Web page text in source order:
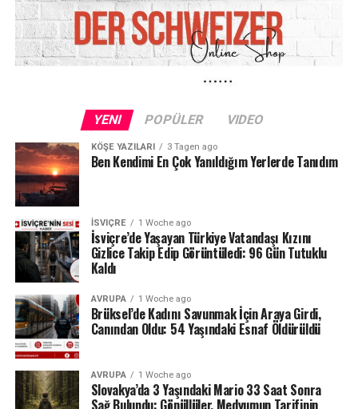
YENI POPÜLER VIDEO
KÖŞE YAZILARI 3 Tagen ago
Ben Kendimi En Çok Yanıldığım Yerlerde Tanıdım
İSVIÇRE 1 Woche ago
İsviçre’de Yaşayan Türkiye Vatandaşı Kızını
Gizlice Takip Edip Görüntüledi: 96 Gün Tutuklu
Kaldı
AVRUPA 1 Woche ago
Brüksel’de Kadını Savunmak İçin Araya Girdi,
Canından Oldu: 54 Yaşındaki Esnaf Öldürüldü
AVRUPA 1 Woche ago
Slovakya’da 3 Yaşındaki Mario 33 Saat Sonra
Sağ Bulundu: Gönüllüler, Medyumun Tarifinin